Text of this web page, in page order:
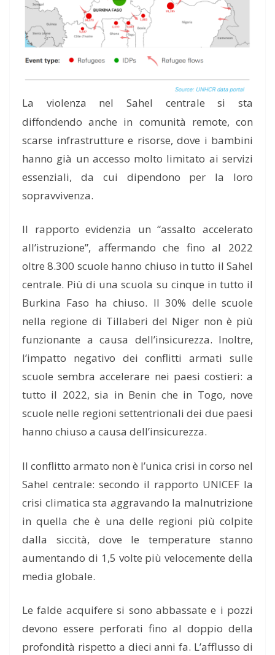
La violenza nel Sahel centrale si sta
diffondendo anche in comunità remote, con
scarse infrastrutture e risorse, dove i bambini
hanno già un accesso molto limitato ai servizi
essenziali, da cui dipendono per la loro
sopravvivenza.
Il rapporto evidenzia un “assalto accelerato
all’istruzione”, affermando che fino al 2022
oltre 8.300 scuole hanno chiuso in tutto il Sahel
centrale. Più di una scuola su cinque in tutto il
Burkina Faso ha chiuso. Il 30% delle scuole
nella regione di Tillaberi del Niger non è più
funzionante a causa dell’insicurezza. Inoltre,
l’impatto negativo dei conflitti armati sulle
scuole sembra accelerare nei paesi costieri: a
tutto il 2022, sia in Benin che in Togo, nove
scuole nelle regioni settentrionali dei due paesi
hanno chiuso a causa dell’insicurezza.
Il conflitto armato non è l’unica crisi in corso nel
Sahel centrale: secondo il rapporto UNICEF la
crisi climatica sta aggravando la malnutrizione
in quella che è una delle regioni più colpite
dalla siccità, dove le temperature stanno
aumentando di 1,5 volte più velocemente della
media globale.
Le falde acquifere si sono abbassate e i pozzi
devono essere perforati fino al doppio della
profondità rispetto a dieci anni fa. L’afflusso di